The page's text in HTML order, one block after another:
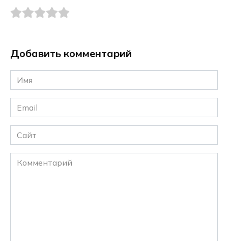
Добавить комментарий
Имя
*
Email
*
Сайт
Комментарий